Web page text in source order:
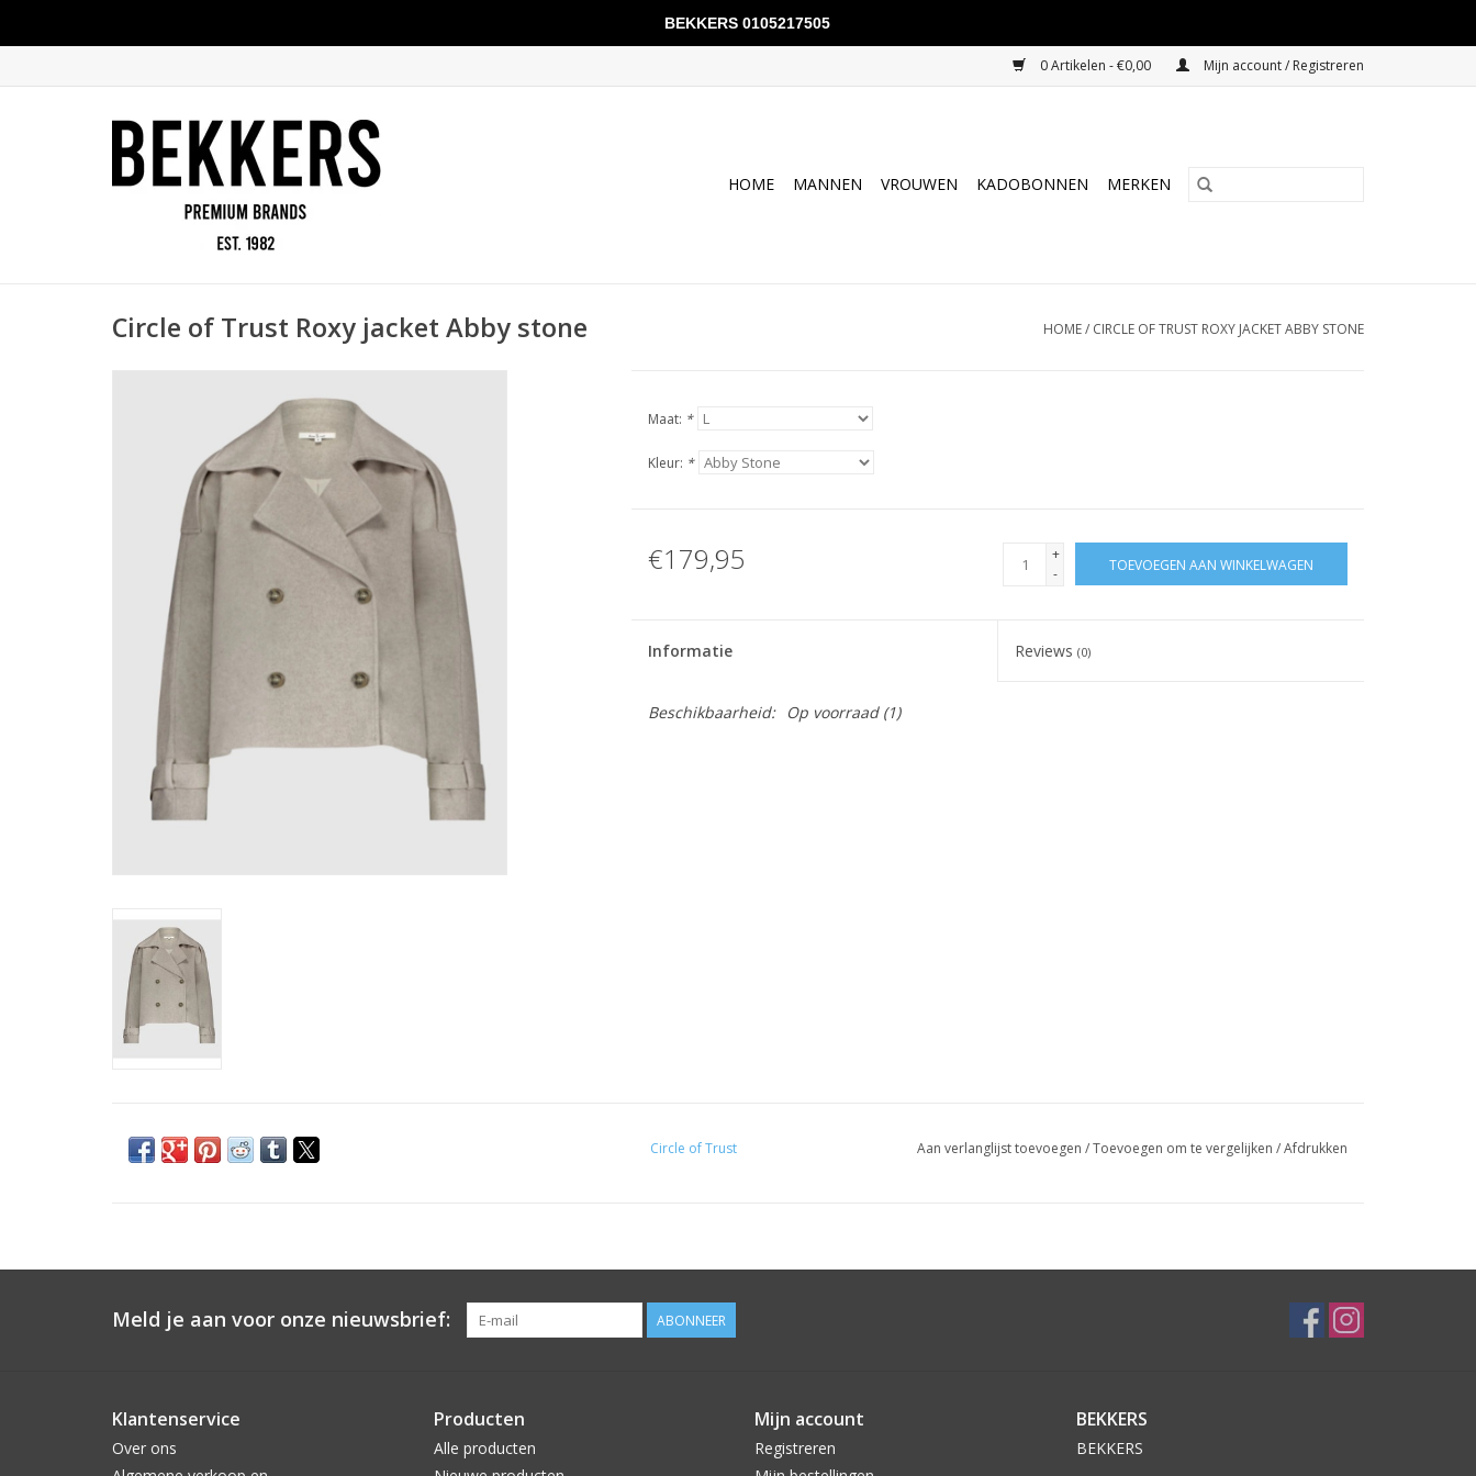
0 Artikelen - €0,00 Mijn account / Registreren
HOME MANNEN VROUWEN KADOBONNEN MERKEN
Circle of Trust Roxy jacket Abby stone HOME/ CIRCLE OF TRUST ROXY JACKET ABBY STONE
Maat: *
Kleur: *
€179,95
+
-
TOEVOEGEN AAN WINKELWAGEN
Informatie Reviews(0)
Beschikbaarheid: Op voorraad(1)
Circle of Trust Aan verlanglijst toevoegen /Toevoegen om te vergelijken /Afdrukken
Meld je aan voor onze nieuwsbrief: ABONNEER
Klantenservice
Over ons
Producten
Alle producten
Mijn account
Registreren
BEKKERS
BEKKERS
BEKKERS 0105217505